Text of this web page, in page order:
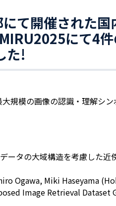
て開催された国
にて4
た!
規模の画像の認識・理解シ
ータの大域構造を考慮した近
Ogawa, Miki Haseyama
Image Retrieval Dataset